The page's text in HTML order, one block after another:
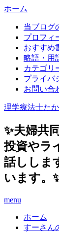
ホーム
当ブログ
プロフィ
おすすめ
略語・用
カテゴリ
プライバ
お問い合
理学療法士た
✨夫婦共
投資やラ
話ししま
います。
menu
ホーム
すーさん